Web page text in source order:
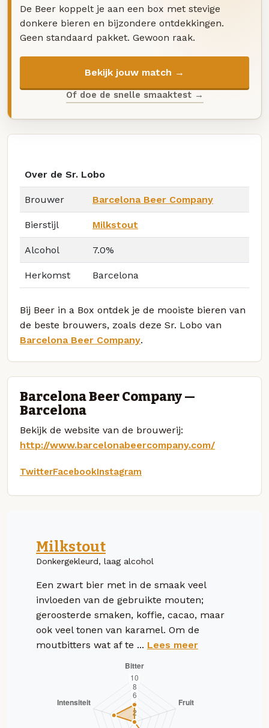
De Beer koppelt je aan een box met stevige
donkere bieren en bijzondere ontdekkingen.
Geen standaard pakket. Gewoon raak.
Bekijk jouw match →
Of doe de snelle smaaktest →
Over de Sr. Lobo
Brouwer Barcelona Beer Company
Bierstijl Milkstout
Alcohol 7.0%
Herkomst Barcelona
Bij Beer in a Box ontdek je de mooiste bieren van
de beste brouwers, zoals deze Sr. Lobo van
Barcelona Beer Company.
Barcelona Beer Company —
Barcelona
Bekijk de website van de brouwerij:
http://www.barcelonabeercompany.com/
TwitterFacebookInstagram
Milkstout
Donkergekleurd, laag alcohol
Een zwart bier met in de smaak veel
invloeden van de gebruikte mouten;
geroosterde smaken, koffie, cacao, maar
ook veel tonen van karamel. Om de
moutbitters wat af te ... Lees meer